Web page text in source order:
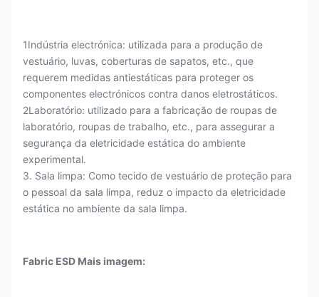
1Indústria electrónica: utilizada para a produção de
vestuário, luvas, coberturas de sapatos, etc., que
requerem medidas antiestáticas para proteger os
componentes electrónicos contra danos eletrostáticos.
2Laboratório: utilizado para a fabricação de roupas de
laboratório, roupas de trabalho, etc., para assegurar a
segurança da eletricidade estática do ambiente
experimental.
3. Sala limpa: Como tecido de vestuário de proteção para
o pessoal da sala limpa, reduz o impacto da eletricidade
estática no ambiente da sala limpa.
Fabric ESD Mais imagem: